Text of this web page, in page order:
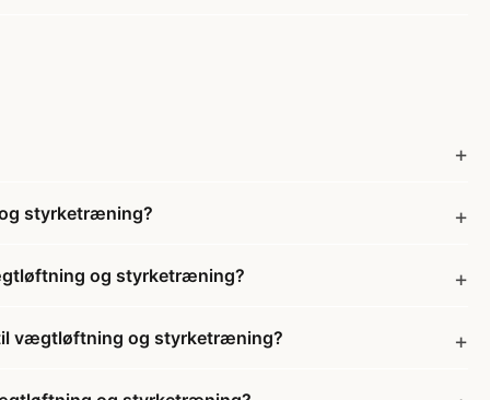
styrketræning?
og styrketræning?
til vægtløftning og styrketræning?